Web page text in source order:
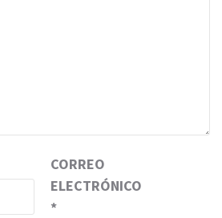
CORREO
ELECTRÓNICO
*